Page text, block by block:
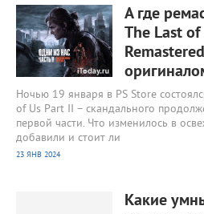
А где
The Last
Ночью 19 января в PS Store
of Us Part II – скандального
первой части. Что изменилось в
добавили и стоит ли
23 ЯНВ 2024
Какие